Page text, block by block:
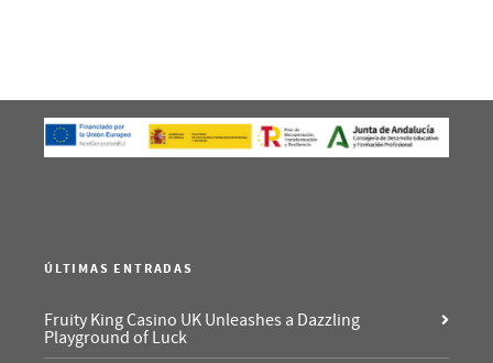
ÚLTIMAS ENTRADAS
Fruity King Casino UK Unleashes a Dazzling
Playground of Luck